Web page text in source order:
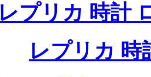
レプリカ 時計
レプリカ 時